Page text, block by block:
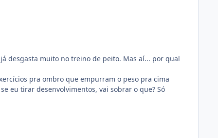
desgasta muito no treino de peito. Mas aí... por qual
pra ombro que empurram o peso pra cima
eu tirar desenvolvimentos, vai sobrar o que? Só